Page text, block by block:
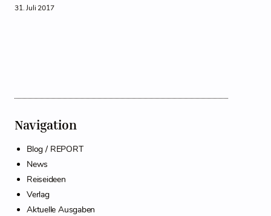
31. Juli 2017
Navigation
Blog / REPORT
News
Reiseideen
Verlag
Aktuelle Ausgaben